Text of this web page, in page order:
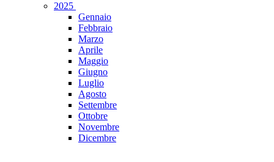
2025
Gennaio
Febbraio
Marzo
Aprile
Maggio
Giugno
Luglio
Agosto
Settembre
Ottobre
Novembre
Dicembre